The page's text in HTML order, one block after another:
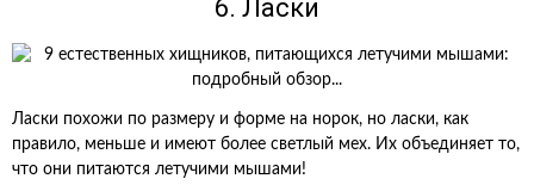
6. Ласки
Ласки похожи по размеру и форме на норок, но ласки, как
правило, меньше и имеют более светлый мех. Их объединяет то,
что они питаются летучими мышами!